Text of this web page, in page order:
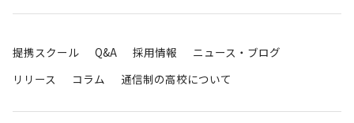
提携スクール Q&A 採用情報
ニュース・ブログ
リリース
コラム 通信制の高校について